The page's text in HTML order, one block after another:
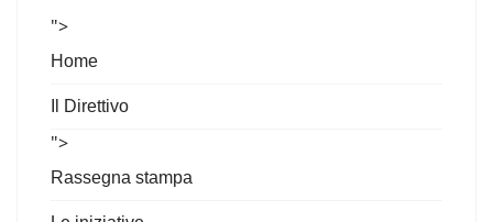
">
Home
Il Direttivo
">
Rassegna stampa